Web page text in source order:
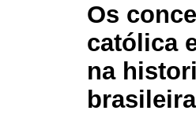
Os
católica
na